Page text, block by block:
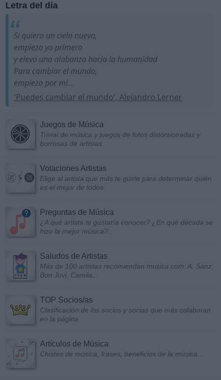
Letra del día
Si quiero un cielo nuevo,
empiezo yo primero
y elevo una alabanza hacia la humanidad
Para cambiar el mundo,
empiezo por mí...
'Puedes cambiar el mundo', Alejandro Lerner
Juegos de Música
Trivial de música y juegos de fotos distorsionadas y
borrosas de artistas
Votaciones Artistas
Elige al artista que más te guste para determinar quién
es el mejor de todos
Preguntas de Música
¿A qué artista te gustaría conocer? ¿En qué década se
hizo la mejor música?...
Saludos de Artistas
Más de 100 artistas recomiendan musica.com: A. Sanz,
Bon Jovi, Camila...
TOP Socios/as
Clasificación de los socios y socias que más colaboran
en la página
Artículos de Música
Chistes de música, frases, beneficios de la música...